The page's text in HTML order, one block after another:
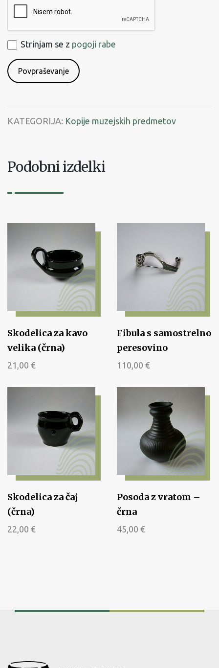
Strinjam
se
s
Strinjam se z pogoji rabe
KATEGORIJA: Kopije muzejskih predmetov
Podobni izdelki
Skodelica za kavo
velika (črna)
21,00 €
Fibula s samostrelno
peresovino
110,00 €
Skodelica za čaj
(črna)
22,00 €
Posoda z vratom –
črna
45,00 €